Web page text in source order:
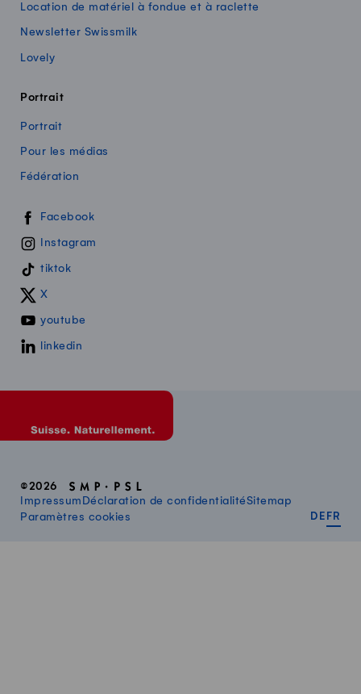
Location de matériel à fondue et à raclette
Newsletter Swissmilk
Lovely
Portrait
Portrait
Pour les médias
Fédération
Swissmilk sur les réseaux sociaux
Facebook
Instagram
tiktok
X
youtube
linkedin
©2026
Impressum Déclaration de confidentialitéSitemap
Paramètres cookies
DE FR